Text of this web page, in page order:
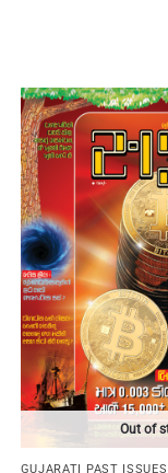
Out of
GUJARATI PAST ISSUES